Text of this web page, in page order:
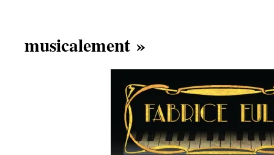
musicalement »